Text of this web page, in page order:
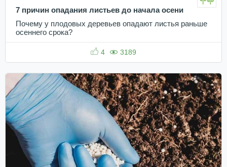
7 причин опадания листьев до начала осени
Почему у плодовых деревьев опадают листья раньше
осеннего срока?
4 3189